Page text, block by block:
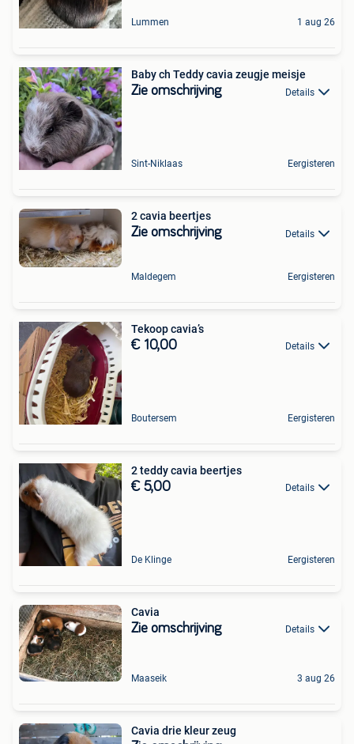
Lummen 1 aug 26
Baby ch Teddy cavia zeugje meisje
Zie omschrijving Details
Sint-Niklaas Eergisteren
2 cavia beertjes
Zie omschrijving Details
Maldegem Eergisteren
Tekoop cavia’s
€ 10,00 Details
Boutersem Eergisteren
2 teddy cavia beertjes
€ 5,00 Details
De Klinge Eergisteren
Cavia
Zie omschrijving Details
Maaseik 3 aug 26
Cavia drie kleur zeug